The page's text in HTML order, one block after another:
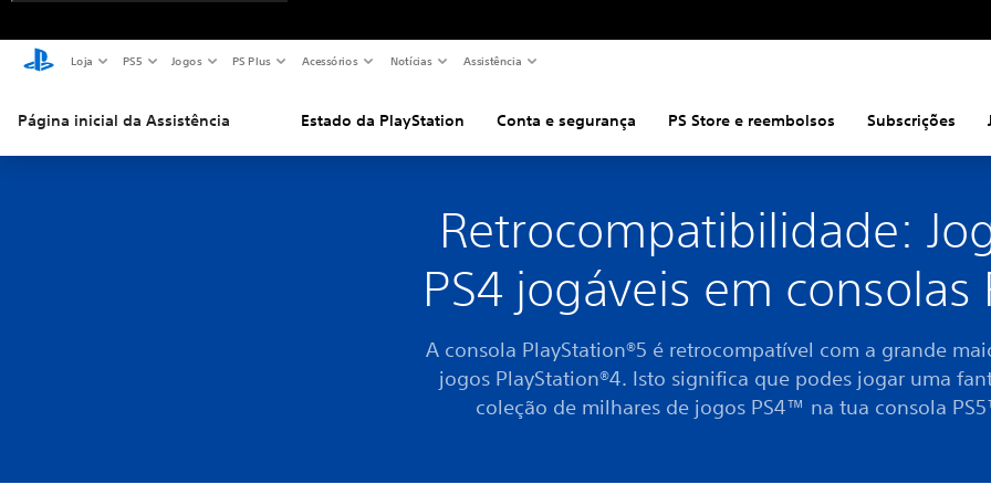
Loja PS5 Jogos PS Plus Acessórios Notícias Assistência
Página inicial da Assistência Estado da PlayStation Conta e segurança PS Store e reembolsos Subscrições
Retrocompatibilidade:
PS4 jogáveis em consolas
A consola PlayStation®5 é retrocompatível com a grande
jogos PlayStation®4. Isto significa que podes jogar uma
coleção de milhares de jogos PS4™ na tua consola